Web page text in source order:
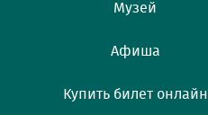
Музей
Афиша
Купить билет онлайн